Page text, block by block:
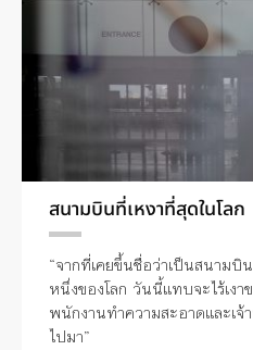
สนามบินที่เหงาที่สุดในโลก
“จากที่เคยขึ้นชื่อว่าเป็นสนามบิ
หนึ่งของโลก วันนี้แทบจะไร้เงา
พนักงานทำความสะอาดและเ
ไปมา”